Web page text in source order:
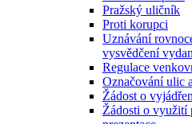
Pražský uličník
Proti korupci
Uznávání
vysvědčení
Regulace
Označování ulic
Žádost o
Žádosti o využití